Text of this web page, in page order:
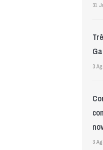
31
3
3